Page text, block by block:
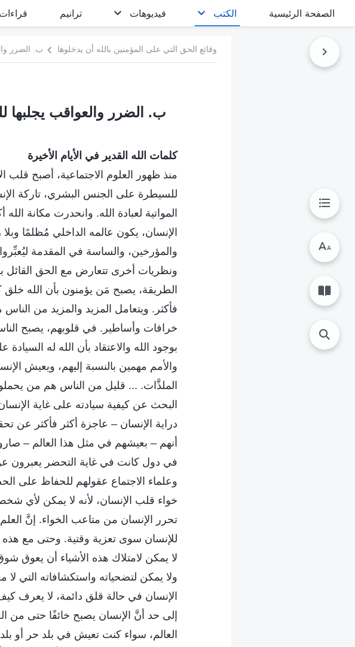
الصفحة الرئيسية الكتب فيديوهات ترانيم قراءات
وقائع الحق التي على المؤمنين بالله أن يدخلوها ب. الضرر
ب. الضرر والعواقب يجلبها
كلمات الله القدير في الأيام الأخيرة
منذ ظهور العلوم الاجتماعية، أصبح قلب
للسيطرة على الجنس البشري، تاركة
المواتية لعبادة الله. وانحدرت مكانة
الإنسان، يكون عالمه الداخلي مُظلمًا
والمؤرخين، والساسة في المقدمة
ونظريات أخرى تتعارض مع الحق القائل
الطريقة، يصبح مَن يؤمنون بأن الله
فأكثر. ويتعامل المزيد والمزيد من
خرافات وأساطير. في قلوبهم، يصبح
بوجود الله والاعتقاد بأن الله له
والأمم مهمين بالنسبة إليهم، ويعيش
الملذَّات. ... قليل من الناس هم من
البحث عن كيفية سيادته على غاية
دراية الإنسان – عاجزة أكثر فأكثر عن
أنهم – بعيشهم في مثل هذا العالم –
في دول كانت في غاية التحضر يعبرون
وعلماء الاجتماع عقولهم للحفاظ على
خواء قلب الإنسان، لأنه لا يمكن لأي
تحرر الإنسان من متاعب الخواء. إنَّ
للإنسان سوى تعزية وقتية. وحتى مع هذه
لا يمكن لامتلاك هذه الأشياء أن يعوق
ولا يمكن لتضحياته واستكشافاته التي
الإنسان في حالة قلق دائمة، لا يعرف
إلى حد أنَّ الإنسان يصبح خائفًا حتى من
العالم، سواء كنت تعيش في بلد حر أو